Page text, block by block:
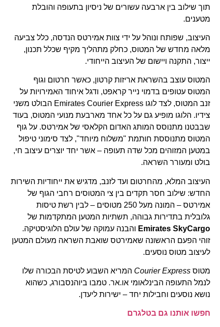
תוך שילוב בין ארבעה עשורים של ניסיון בתעופה והובלת
מטענים.
העיצוב, שפותח ונוהל על ידי צוות אמירטס הנדסה, כלל צביעה
מלאה מחדש של המטוס, כחלק מתהליך מקיף שכלל תכנון,
ייצור, התקנה ויישום של העיצוב הייחודי.
המטוס עוצב בהשראת אריזות קרטון, כאשר חרטום וגוף
המטוס עטופים בדמוי נייר קראפט, ודגל איחוד האמירויות על
זנב המטוס, לצד לוגו Emirates Courier Express הבולט משני
צידיו. הלוגו מופיע גם על כל אחד מארבעת מנועי המטוס, בעוד
שבבטנו מתנוסס המותג האדום הקלאסי של אמירטס. על גוף
המטוס מתנוססת חותמת "משלוח מיוחד", לצד סימוני טיפול
במטען המזוהים מכל שדה תעופה – אשר יחד יוצרים עיצוב חי,
בולט ומעורר השראה.
העיצוב המלא, מהחרטום ועד לזנב, מדגיש את ייחודיות השירות
החדש: שילוב חסר תקדים בין צי המטוסים רחבי הגוף של
אמירטס – המונה מעל 250 מטוסים – לבין רשת טיסות
גלובלית בתדירות גבוהה, תשתיות המטען המתקדמות של
Emirates SkyCargo והבנה עמוקה של עולם הלוגיסטיקה.
זוהי הפעם הראשונה שאמירטס שואבת השראה מעולם המטען
לעיצוב מטוס נוסעים.
מטוס Courier Express המריא השבוע לטיסת הבכורה שלו
לנמל התעופה הבינלאומי או.אר. טמבו ביוהנסבורג, כשהוא
נושא נוסעים וחבילות יחד – ישירות ליעדן.
חפשו אותנו גם בטלגרם